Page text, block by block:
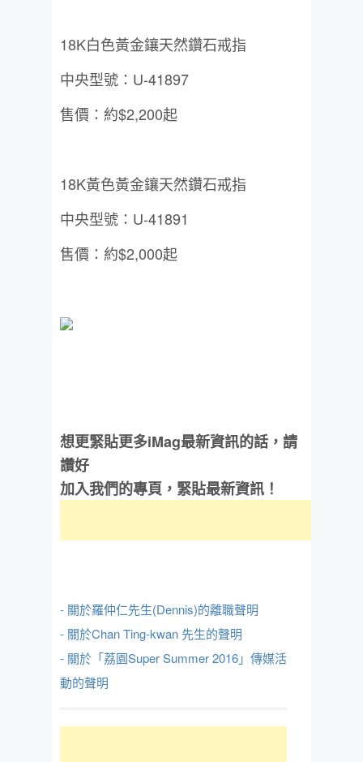
18K白色黃金鑲天然鑽石戒指
中央型號：U-41897
售價：約$2,200起
18K黃色黃金鑲天然鑽石戒指
中央型號：U-41891
售價：約$2,000起
想更緊貼更多iMag最新資訊的話，請
讚好
加入我們的專頁，緊貼最新資訊！
- 關於羅仲仁先生(Dennis)的離職聲明
- 關於Chan Ting-kwan 先生的聲明
- 關於「荔園Super Summer 2016」傳媒活
動的聲明